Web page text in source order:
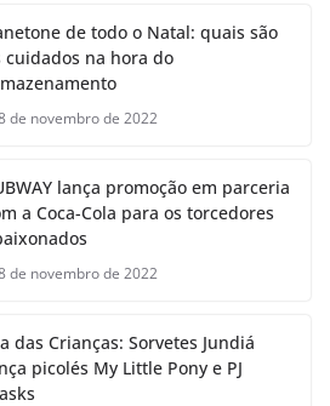
de todo o Natal: quais são
cuidados na hora do
de novembro de 2022
lança promoção em parceria
a Coca-Cola para os torcedores
de novembro de 2022
das Crianças: Sorvetes Jundiá
picolés My Little Pony e PJ